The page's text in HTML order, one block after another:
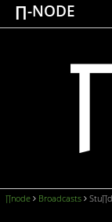
∏-NODE
ACTIONS
∏node Broadcasts